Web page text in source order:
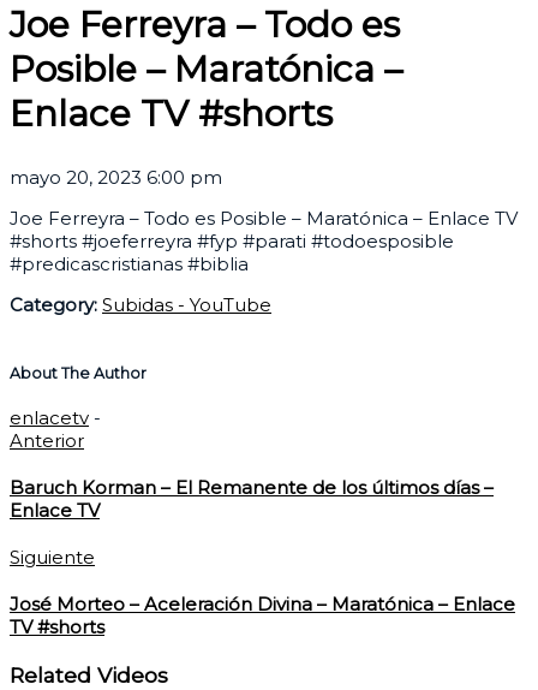
Joe Ferreyra – Todo es
Posible – Maratónica –
Enlace TV #shorts
mayo 20, 2023 6:00 pm
Joe Ferreyra – Todo es Posible – Maratónica – Enlace TV
#shorts #joeferreyra #fyp #parati #todoesposible
#predicascristianas #biblia
Category: Subidas - YouTube
About The Author
enlacetv -
Anterior
Baruch Korman – El Remanente de los últimos días –
Enlace TV
Siguiente
José Morteo – Aceleración Divina – Maratónica – Enlace
TV #shorts
Related Videos